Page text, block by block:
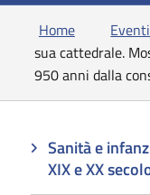
Home Eventi
sua cattedrale.
950 anni dalla
Sanità e
XIX e XX